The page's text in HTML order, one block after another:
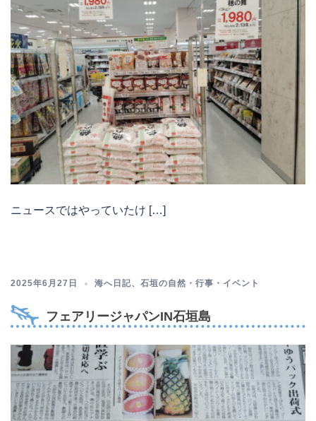
ニュースではやっていたけ […]
2025年6月27日 海へ日記、 石垣の自然・行事・イベント
フェアリージャパンIN石垣島